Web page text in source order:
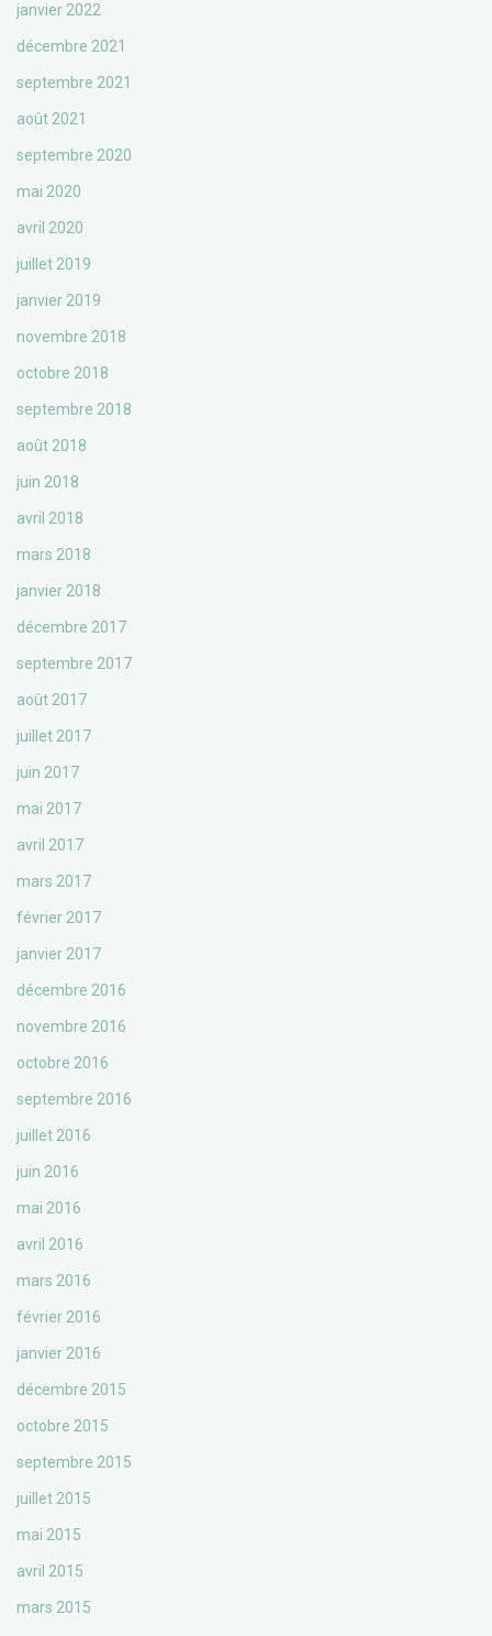
janvier 2022
décembre 2021
septembre 2021
août 2021
septembre 2020
mai 2020
avril 2020
juillet 2019
janvier 2019
novembre 2018
octobre 2018
septembre 2018
août 2018
juin 2018
avril 2018
mars 2018
janvier 2018
décembre 2017
septembre 2017
août 2017
juillet 2017
juin 2017
mai 2017
avril 2017
mars 2017
février 2017
janvier 2017
décembre 2016
novembre 2016
octobre 2016
septembre 2016
juillet 2016
juin 2016
mai 2016
avril 2016
mars 2016
février 2016
janvier 2016
décembre 2015
octobre 2015
septembre 2015
juillet 2015
mai 2015
avril 2015
mars 2015